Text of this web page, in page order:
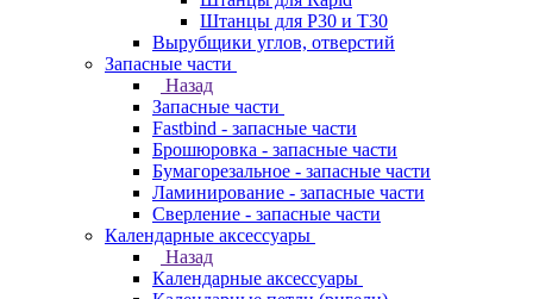
Штанцы для Р30 и Т30
Вырубщики углов, отверстий
Запасные части
Назад
Запасные части
Fastbind - запасные части
Брошюровка - запасные части
Бумагорезальное - запасные части
Ламинирование - запасные части
Сверление - запасные части
Календарные аксессуары
Назад
Календарные аксессуары